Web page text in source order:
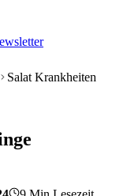
Salat Krankheiten